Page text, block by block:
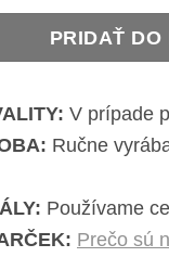
PRIDAŤ DO
V prípade
Ručne
Používame
Prečo sú